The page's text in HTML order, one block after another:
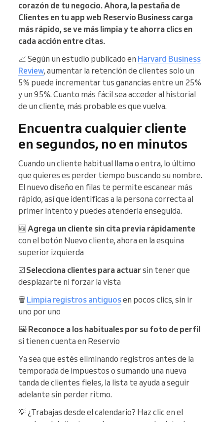
corazón de tu negocio. Ahora, la pestaña de
Clientes en tu app web Reservio Business carga
más rápido, se ve más limpia y te ahorra clics en
cada acción entre citas.
📈 Según un estudio publicado en Harvard Business
Review, aumentar la retención de clientes solo un
5% puede incrementar tus ganancias entre un 25%
y un 95%. Cuanto más fácil sea acceder al historial
de un cliente, más probable es que vuelva.
Encuentra cualquier cliente
en segundos, no en minutos
Cuando un cliente habitual llama o entra, lo último
que quieres es perder tiempo buscando su nombre.
El nuevo diseño en filas te permite escanear más
rápido, así que identificas a la persona correcta al
primer intento y puedes atenderla enseguida.
🆕 Agrega un cliente sin cita previa rápidamente
con el botón Nuevo cliente, ahora en la esquina
superior izquierda
☑️ Selecciona clientes para actuarsin tener que
desplazarte ni forzar la vista
🗑️ Limpia registros antiguosen pocos clics, sin ir
uno por uno
🖼️ Reconoce a los habituales por su foto de perfil
si tienen cuenta en Reservio
Ya sea que estés eliminando registros antes de la
temporada de impuestos o sumando una nueva
tanda de clientes fieles, la lista te ayuda a seguir
adelante sin perder ritmo.
💡 ¿Trabajas desde el calendario? Haz clic en el